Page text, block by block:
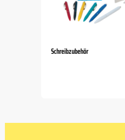
Schreibzubehör